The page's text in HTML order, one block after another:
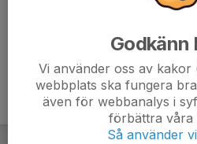
Godkänn
Vi använder oss av
webbplats ska fungera
även för webbanalys i
förbättra våra
Så använder